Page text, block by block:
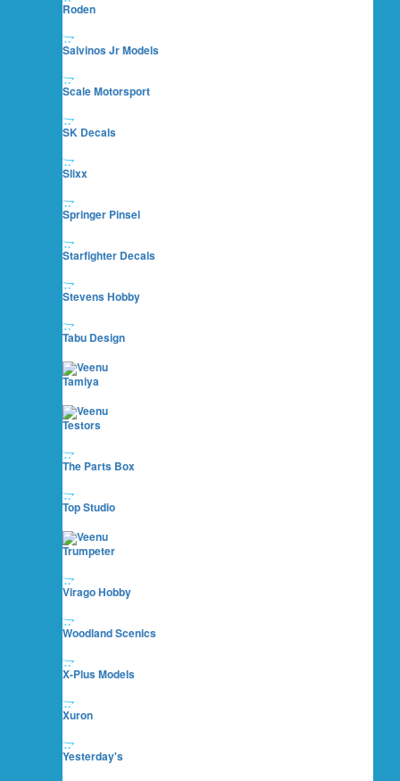
Roden
Salvinos Jr Models
Scale Motorsport
SK Decals
Slixx
Springer Pinsel
Starfighter Decals
Stevens Hobby
Tabu Design
Tamiya
Testors
The Parts Box
Top Studio
Trumpeter
Virago Hobby
Woodland Scenics
X-Plus Models
Xuron
Yesterday's